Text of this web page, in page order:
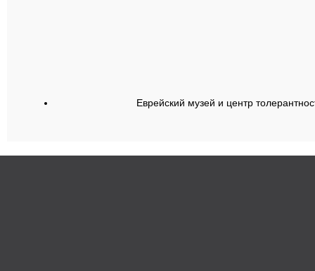
Еврейский музей и центр